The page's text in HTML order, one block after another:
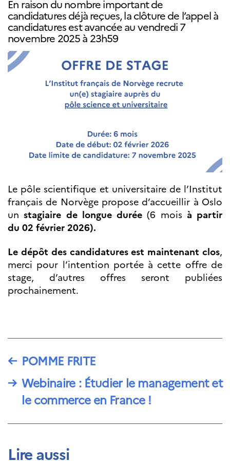
Septentrionales
ÉDUCATION ET
LANGUE
Apprendre le
français en
France
Promotion de la
langue
Francophonie
Visite de classes
Certifications
Lycées en France
Assistants de langue
française et
norvégienne
Partenaires
Formation des
enseignants
Séminaires et
formations
Étudiants,
post-
doctorants
Étudier en France
Norvège en voyage en
France
Norvège
En raison du nombre important de
candidatures déjà reçues, la clôture de l’appel à
candidatures est avancée au vendredi 7
novembre 2025 à 23h59
Le pôle scientifique et universitaire de l’Institut
français de Norvège propose d’accueillir à Oslo
unstagiaire de longue durée (6 mois à partir
du 02 février 2026).
Le dépôt des candidatures est maintenant clos,
merci pour l’intention portée à cette offre de
stage, d’autres offres seront publiées
prochainement.
← POMME FRITE
→ Webinaire : Étudier le management et
le commerce en France !
Lire aussi